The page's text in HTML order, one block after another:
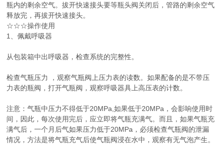
瓶内的剩余空气。拔开快速接头要等瓶头阀关闭后，管路的剩余空气
释放完，再拔开快速接头。
☆☆☆操作使用
1、佩戴呼吸器
从包装箱中出呼吸器，检查系统的完整性。
检查气瓶压力 ，观察气瓶阀上压力表的读数。如果配备的是不带压
力表的瓶阀，打开气瓶阀，观察呼吸器具上高压表的计数。
注意：气瓶中压力不得低于20MPa,如果低于20MPa，会影响使用时
间，因此，每次使用完后，应立即将气瓶充满气。而且，如果气瓶充
满气后，一个月后气如果压力低于20MPa，必须检查气瓶阀的泄漏
情况，方法是将气瓶充气后使气瓶阀浸在水中，观察有无气泡产生。